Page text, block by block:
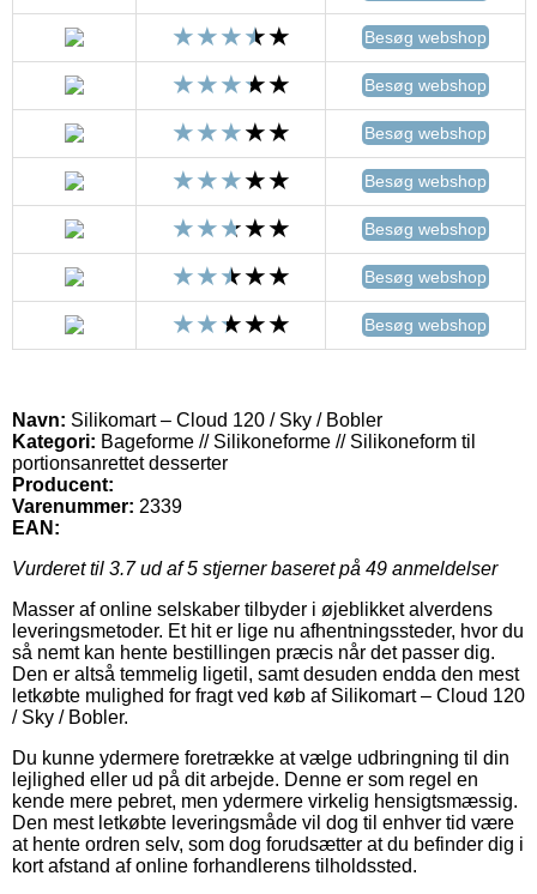
Besøg webshop
Besøg webshop
Besøg webshop
Besøg webshop
Besøg webshop
Besøg webshop
Besøg webshop
Navn: Silikomart – Cloud 120 / Sky / Bobler
Kategori: Bageforme // Silikoneforme // Silikoneform til
portionsanrettet desserter
Producent:
Varenummer: 2339
EAN:
Vurderet til 3.7ud af 5 stjerner baseret på 49 anmeldelser
Masser af online selskaber tilbyder i øjeblikket alverdens
leveringsmetoder. Et hit er lige nu afhentningssteder, hvor du
så nemt kan hente bestillingen præcis når det passer dig.
Den er altså temmelig ligetil, samt desuden endda den mest
letkøbte mulighed for fragt ved køb af Silikomart – Cloud 120
/ Sky / Bobler.
Du kunne ydermere foretrække at vælge udbringning til din
lejlighed eller ud på dit arbejde. Denne er som regel en
kende mere pebret, men ydermere virkelig hensigtsmæssig.
Den mest letkøbte leveringsmåde vil dog til enhver tid være
at hente ordren selv, som dog forudsætter at du befinder dig i
kort afstand af online forhandlerens tilholdssted.